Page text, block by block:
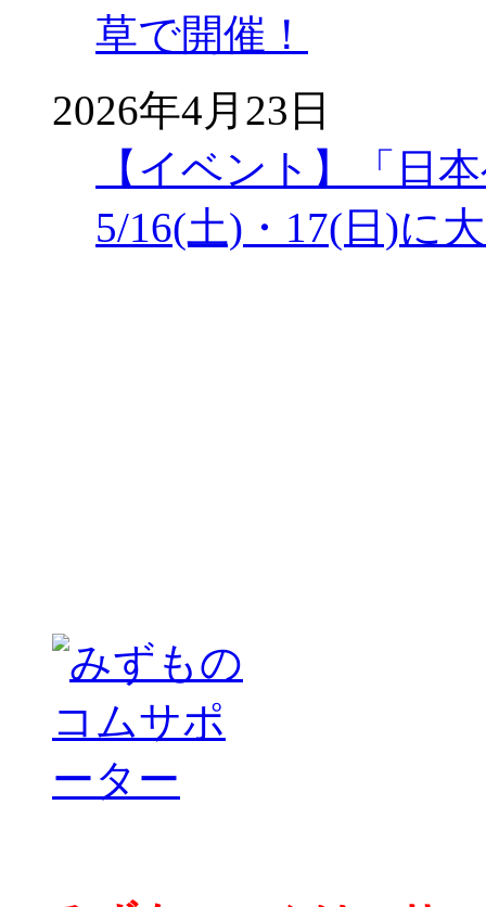
草で開催！
2026年4月23日
【イベント】「日
5/16(土)・17(日)に